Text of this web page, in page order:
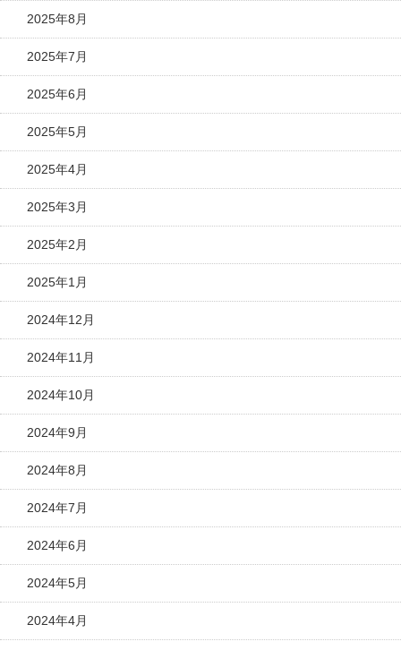
2025年8月
2025年7月
2025年6月
2025年5月
2025年4月
2025年3月
2025年2月
2025年1月
2024年12月
2024年11月
2024年10月
2024年9月
2024年8月
2024年7月
2024年6月
2024年5月
2024年4月